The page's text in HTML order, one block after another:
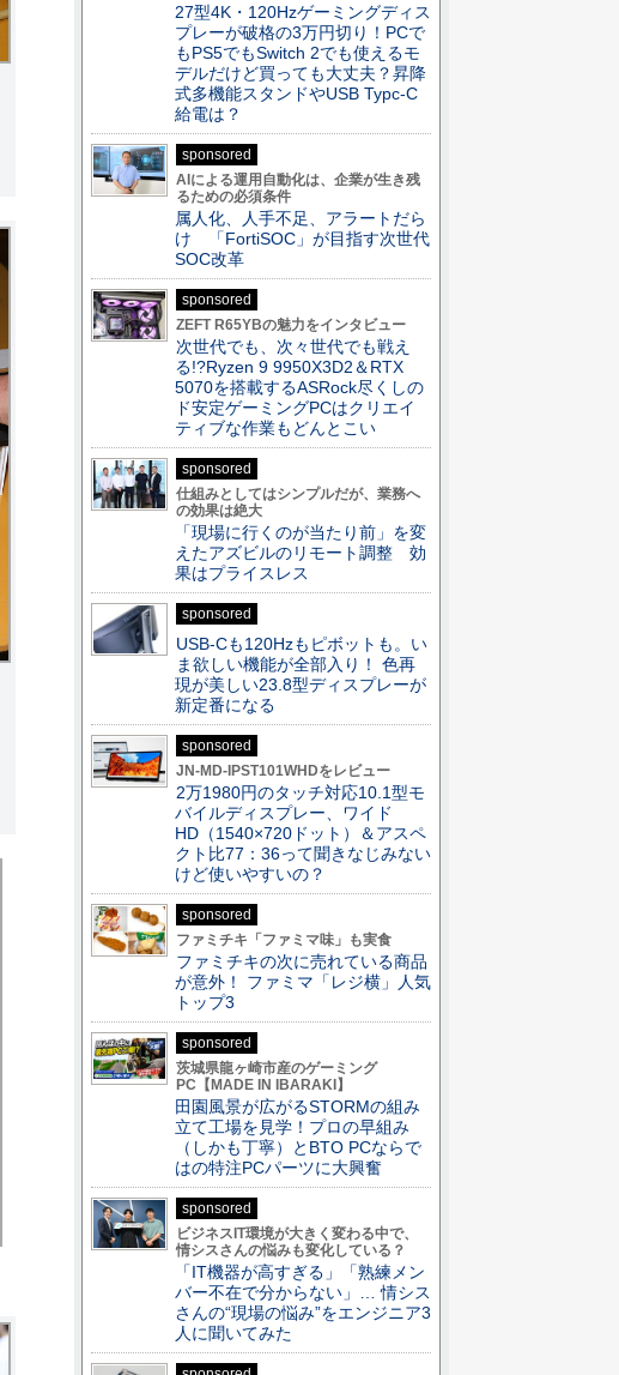
27型4K・120Hzゲーミングディス
プレーが破格の3万円切り！PCで
もPS5でもSwitch 2でも使えるモ
デルだけど買っても大丈夫？昇降
式多機能スタンドやUSB Typc-C
給電は？
sponsored
AIによる運用自動化は、企業が生き残
るための必須条件
属人化、人手不足、アラートだら
け 「FortiSOC」が目指す次世代
SOC改革
sponsored
ZEFT R65YBの魅力をインタビュー
次世代でも、次々世代でも戦え
る!?Ryzen 9 9950X3D2＆RTX
5070を搭載するASRock尽くしの
ド安定ゲーミングPCはクリエイ
ティブな作業もどんとこい
sponsored
仕組みとしてはシンプルだが、業務へ
の効果は絶大
「現場に行くのが当たり前」を変
えたアズビルのリモート調整 効
果はプライスレス
sponsored
USB-Cも120Hzもピボットも。い
ま欲しい機能が全部入り！ 色再
現が美しい23.8型ディスプレーが
新定番になる
sponsored
JN-MD-IPST101WHDをレビュー
2万1980円のタッチ対応10.1型モ
バイルディスプレー、ワイド
HD（1540×720ドット）＆アスペ
クト比77：36って聞きなじみない
けど使いやすいの？
sponsored
ファミチキ「ファミマ味」も実食
ファミチキの次に売れている商品
が意外！ ファミマ「レジ横」人気
トップ3
sponsored
茨城県龍ヶ崎市産のゲーミング
PC【MADE IN IBARAKI】
田園風景が広がるSTORMの組み
立て工場を見学！プロの早組み
（しかも丁寧）とBTO PCならで
はの特注PCパーツに大興奮
sponsored
ビジネスIT環境が大きく変わる中で、
情シスさんの悩みも変化している？
「IT機器が高すぎる」「熟練メン
バー不在で分からない」… 情シス
さんの“現場の悩み”をエンジニア3
人に聞いてみた